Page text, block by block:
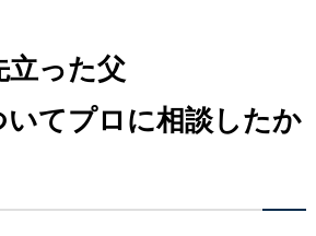
立った父
いてプロに相談したか